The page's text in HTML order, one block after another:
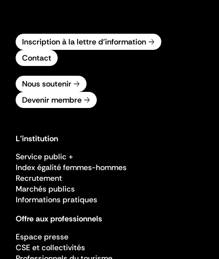
Inscription à la lettre d'information
Contact
Nous soutenir
Devenir membre
L'institution
Service public +
Index égalité femmes-hommes
Recrutement
Marchés publics
Informations pratiques
Offre aux professionnels
Espace presse
CSE et collectivités